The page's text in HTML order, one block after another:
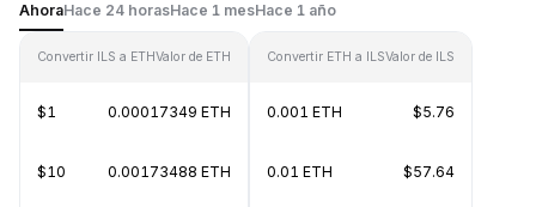
AhoraHace 24 horasHace 1 mesHace 1 año
Convertir ILS a ETHValor de ETH
$1 0.00017349 ETH
$10 0.00173488 ETH
Convertir ETH a ILSValor de ILS
0.001 ETH $5.76
0.01 ETH $57.64